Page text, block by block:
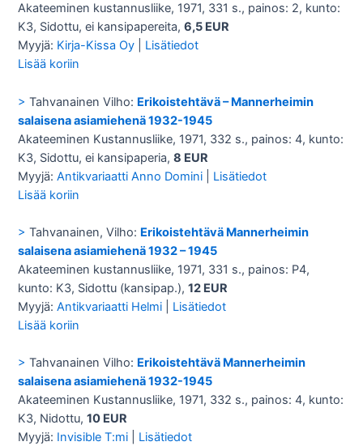
Akateeminen kustannusliike, 1971, 331 s., painos: 2, kunto:
K3, Sidottu, ei kansipapereita,6,5 EUR
Myyjä: Kirja-Kissa Oy
Lisätiedot
Lisää koriin
>Tahvanainen Vilho: Erikoistehtävä – Mannerheimin
salaisena asiamiehenä 1932-1945
Akateeminen Kustannusliike, 1971, 332 s., painos: 4, kunto:
K3, Sidottu, ei kansipaperia,8 EUR
Myyjä:Antikvariaatti Anno Domini
Lisätiedot
Lisää koriin
>Tahvanainen, Vilho: Erikoistehtävä Mannerheimin
salaisena asiamiehenä 1932 – 1945
Akateeminen kustannusliike, 1971, 331 s., painos: P4,
kunto: K3, Sidottu (kansipap.),12 EUR
Myyjä:Antikvariaatti Helmi
Lisätiedot
Lisää koriin
>Tahvanainen Vilho: Erikoistehtävä Mannerheimin
salaisena asiamiehenä 1932-1945
Akateeminen Kustannusliike, 1971, 332 s., painos: 4, kunto:
K3, Nidottu,10 EUR
Myyjä: Invisible T:mi
Lisätiedot